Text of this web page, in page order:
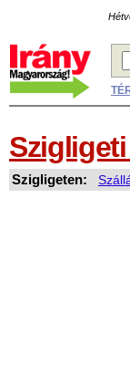
Szigligeten: